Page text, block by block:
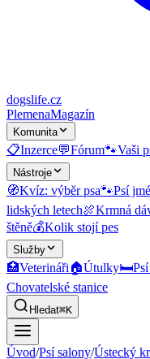
dogslife.cz
PlemenaMagazín
Komunita
📋Inzerce💬Fórum🐾Vaši
Nástroje
🧭Kvíz: výběr psa🐾Psí
lidských letech🍖Krmná
štěně💰Kolik stojí pes
Služby
🏥Veterináři🏠Útulky🛏️
Chovatelské stanice
Hledat⌘K
Úvod/Psí salony/Ústecký